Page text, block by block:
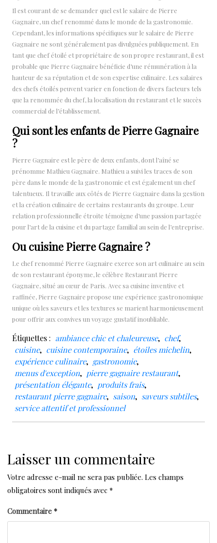
Il est courant de se demander quel est le salaire de Pierre
Gagnaire, un chef renommé dans le monde de la gastronomie.
Cependant, les informations spécifiques sur le salaire de Pierre
Gagnaire ne sont généralement pas divulguées publiquement. En
tant que chef étoilé et propriétaire de son propre restaurant, il est
probable que Pierre Gagnaire bénéficie d’une rémunération à la
hauteur de sa réputation et de son expertise culinaire. Les salaires
des chefs étoilés peuvent varier en fonction de divers facteurs tels
que la renommée du chef, la localisation du restaurant et le succès
commercial de l’établissement.
Qui sont les enfants de Pierre Gagnaire
?
Pierre Gagnaire est le père de deux enfants, dont l’aîné se
prénomme Mathieu Gagnaire. Mathieu a suivi les traces de son
père dans le monde de la gastronomie et est également un chef
talentueux. Il travaille aux côtés de Pierre Gagnaire dans la gestion
et la création culinaire de certains restaurants du groupe. Leur
relation professionnelle étroite témoigne d’une passion partagée
pour l’art de la cuisine et du partage familial au sein de l’entreprise.
Ou cuisine Pierre Gagnaire ?
Le chef renommé Pierre Gagnaire exerce son art culinaire au sein
de son restaurant éponyme, le célèbre Restaurant Pierre
Gagnaire, situé au cœur de Paris. Avec sa cuisine inventive et
raffinée, Pierre Gagnaire propose une expérience gastronomique
unique où les saveurs et les textures se marient harmonieusement
pour offrir aux convives un voyage gustatif inoubliable.
Étiquettes : ambiance chic et chaleureuse, chef,
cuisine, cuisine contemporaine, étoiles michelin,
expérience culinaire, gastronomie,
menus d'exception, pierre gagnaire restaurant,
présentation élégante, produits frais,
restaurant pierre gagnaire, saison, saveurs subtiles,
service attentif et professionnel
Laisser un commentaire
Votre adresse e-mail ne sera pas publiée. Les champs
obligatoires sont indiqués avec *
Commentaire *